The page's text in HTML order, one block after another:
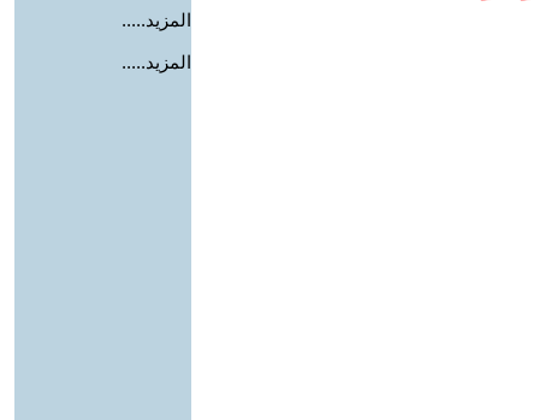
المزيد.....
المزيد.....